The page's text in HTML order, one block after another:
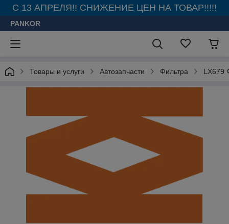
С 13 АПРЕЛЯ!! СНИЖЕНИЕ ЦЕН НА ТОВАР!!!!!
PANKOR
Товары и услуги Автозапчасти Фильтра LX679